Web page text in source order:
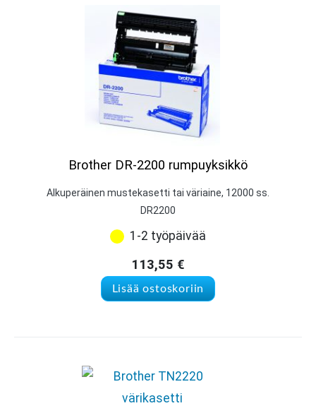
Brother DR-2200 rumpuyksikkö
Alkuperäinen mustekasetti tai väriaine, 12000 ss.
DR2200
1-2 työpäivää
113,55 €
Lisää ostoskoriin